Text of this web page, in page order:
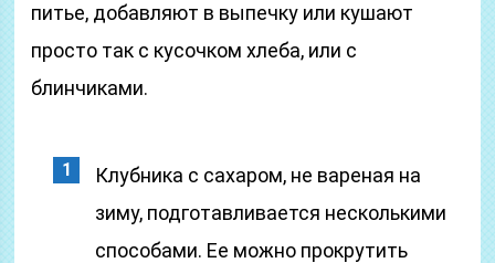
питье, добавляют в выпечку или кушают
просто так с кусочком хлеба, или с
блинчиками.
Клубника с сахаром, не вареная на
зиму, подготавливается несколькими
способами. Ее можно прокрутить